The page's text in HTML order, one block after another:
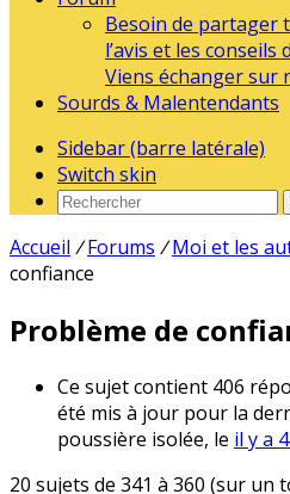
Besoin de partager
l’avis et les conseils
Viens échanger sur
Sourds & Malentendants
Sidebar (barre latérale)
Switch skin
Accueil / Forums / Moi et les
confiance
Problème de
Ce sujet contient 406
été mis à jour pour la
poussière isolée, le il y a
20 sujets de 341 à 360 (sur un